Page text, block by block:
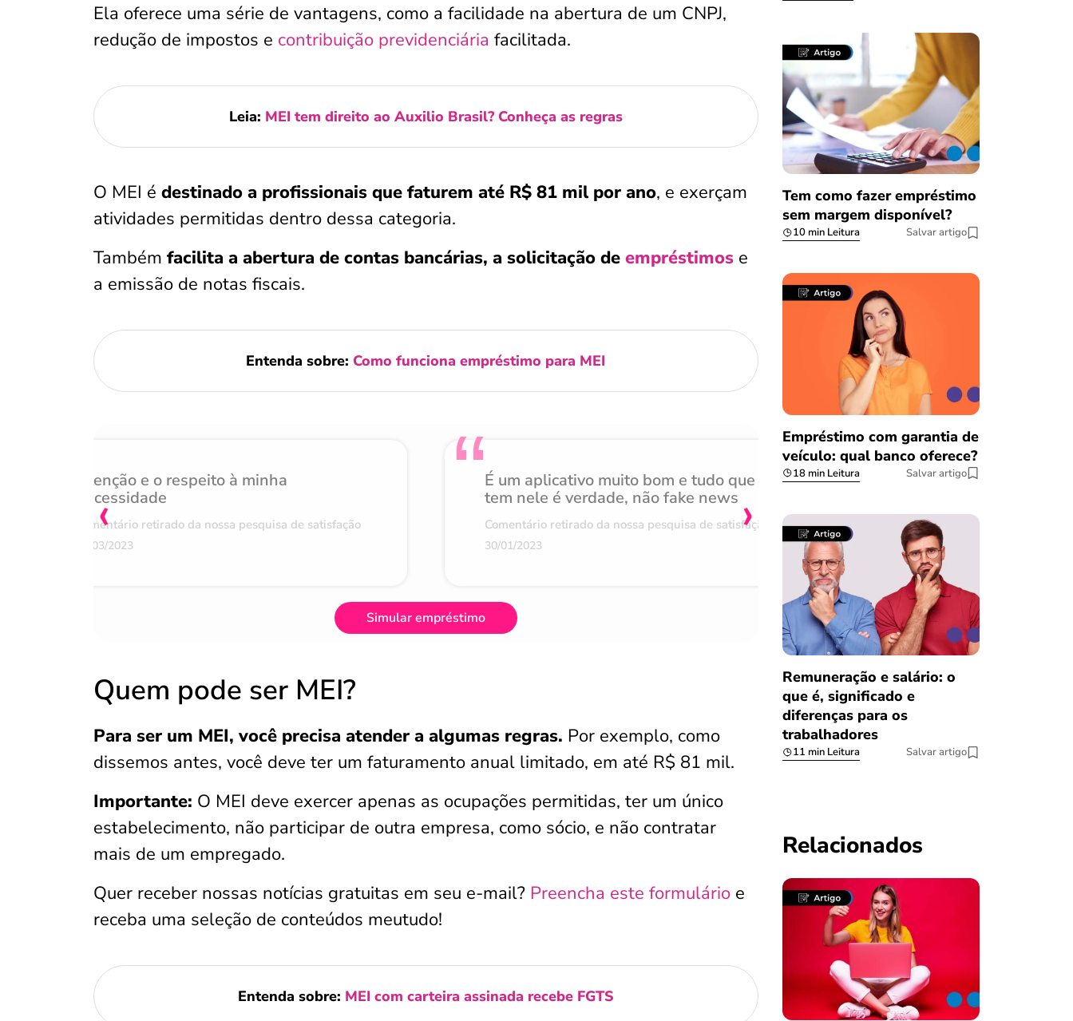
Ela oferece uma série de vantagens, como a facilidade na abertura de um CNPJ,
redução de impostos e contribuição previdenciária facilitada.
Leia: MEI tem direito ao Auxilio Brasil? Conheça as regras
O MEI é destinado a profissionais que faturem até R$ 81 mil por ano, e exerçam
atividades permitidas dentro dessa categoria.
Também facilita a abertura de contas bancárias, a solicitação de empréstimos e
a emissão de notas fiscais.
Entenda sobre: Como funciona empréstimo para MEI
Atenção e o respeito à minha
necessidade
Comentário retirado da nossa pesquisa de satisfação
07/03/2023
É um aplicativo muito bom e tudo que
tem nele é verdade, não fake news
Comentário retirado da nossa pesquisa de satisfação
30/01/2023
Achei muito rápido,
Comentário retirado da nossa
08/03/2023
‹ ›
Simular empréstimo
Quem pode ser MEI?
Para ser um MEI, você precisa atender a algumas regras. Por exemplo, como
dissemos antes, você deve ter um faturamento anual limitado, em até R$ 81 mil.
Importante: O MEI deve exercer apenas as ocupações permitidas, ter um único
estabelecimento, não participar de outra empresa, como sócio, e não contratar
mais de um empregado.
Quer receber nossas notícias gratuitas em seu e-mail? Preencha este formulário e
receba uma seleção de conteúdos meutudo!
Entenda sobre: MEI com carteira assinada recebe FGTS
Tem como fazer empréstimo
sem margem disponível?
10 min Leitura Salvar artigo
Empréstimo com garantia de
veículo: qual banco oferece?
18 min Leitura Salvar artigo
Remuneração e salário: o
que é, significado e
diferenças para os
trabalhadores
11 min Leitura Salvar artigo
Relacionados